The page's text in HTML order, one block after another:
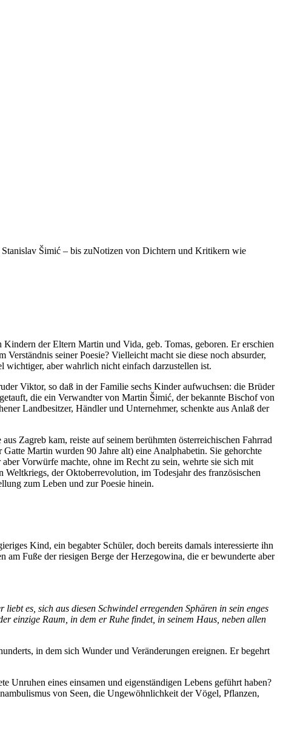
Šimić – bis zuNotizen von Dichtern und Kritikern wie
der Eltern Martin und Vida, geb. Tomas, geboren. Er erschien
seiner Poesie? Vielleicht macht sie diese noch absurder,
aber wahrlich nicht einfach darzustellen ist.
Viktor, so daß in der Familie sechs Kinder aufwuchsen: die Brüder
die ein Verwandter von Martin Šimić, der bekannte Bischof von
Landbesitzer, Händler und Unternehmer, schenkte aus Anlaß der
Zagreb kam, reiste auf seinem berühmten österreichischen Fahrrad
Martin wurden 90 Jahre alt) eine Analphabetin. Sie gehorchte
Vorwürfe machte, ohne im Recht zu sein, wehrte sie sich mit
der Oktoberrevolution, im Todesjahr des französischen
zum Leben und zur Poesie hinein.
Kind, ein begabter Schüler, doch bereits damals interessierte ihn
am Fuße der riesigen Berge der Herzegowina, die er bewunderte aber
es, sich aus diesen Schwindel erregenden Sphären in sein enges
einzige Raum, in dem er Ruhe findet, in seinem Haus, neben allen
in dem sich Wunder und Veränderungen ereignen. Er begehrt
Unruhen eines einsamen und eigenständigen Lebens geführt haben?
von Seen, die Ungewöhnlichkeit der Vögel, Pflanzen,